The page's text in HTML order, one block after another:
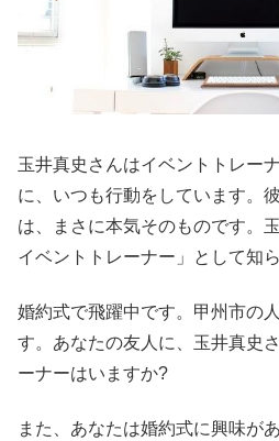
玉井真史さんはイベントトレー
に、いつも行動をしています。
は、まさに本気そのものです。
イベントトレーナー」として知
婚約式で飛躍中です。甲州市の
す。あなたの友人に、玉井真史
ーナーはいますか?
また、あなたは婚約式に興味が